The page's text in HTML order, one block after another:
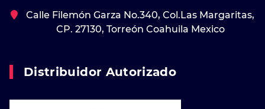
Calle Filemón Garza No.340, Col.Las Margaritas,
CP. 27130, Torreón Coahuila Mexico
Distribuidor Autorizado